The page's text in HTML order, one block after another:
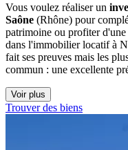
Vous voulez réaliser un
Saône (Rhône) pour
patrimoine ou profiter
dans l'immobilier locatif à
fait ses preuves mais les
commun : une excellente
Voir plus
Trouver des biens